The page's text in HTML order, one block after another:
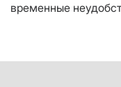
временные